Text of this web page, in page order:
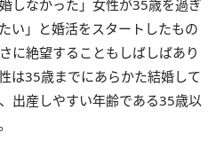
しなかった」女性が35歳を過ぎ
い」と婚活をスタートしたもの
に絶望することもしばしばあり
は35歳までにあらかた結婚して
出産しやすい年齢である35歳以